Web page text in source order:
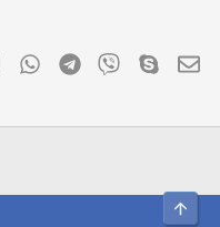
LinkedInWhatsApp
Telegram
Viber Skype